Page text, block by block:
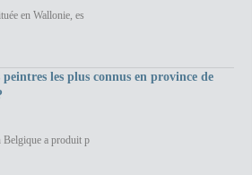
en Wallonie, es
peintres les plus connus en province de
Belgique a produit p